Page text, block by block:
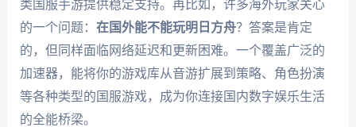
类国服手游提供稳定支持。再比如，许多海外玩家关心
的一个问题： 在国外能不能玩明日方舟？答案是肯定
的，但同样面临网络延迟和更新困难。一个覆盖广泛的
加速器，能将你的游戏库从音游扩展到策略、角色扮演
等各种类型的国服游戏，成为你连接国内数字娱乐生活
的全能桥梁。